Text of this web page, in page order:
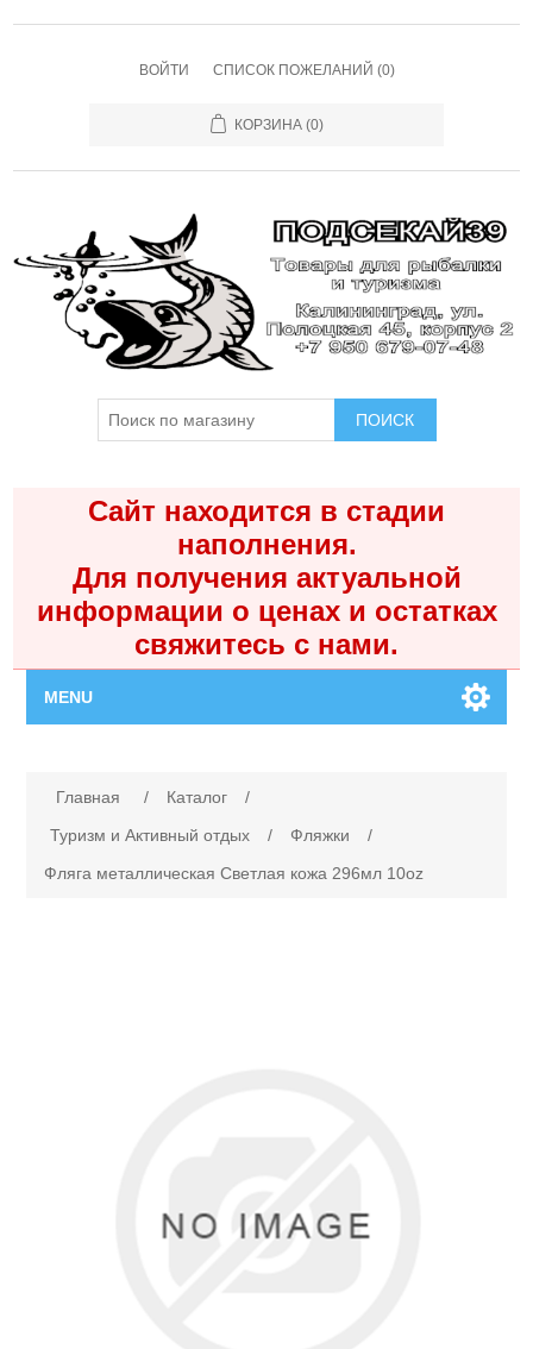
ВОЙТИ СПИСОК ПОЖЕЛАНИЙ (0)
КОРЗИНА (0)
ПОИСК
Сайт находится в стадии
наполнения.
Для получения актуальной
информации о ценах и остатках
свяжитесь с нами.
MENU
Каталог
Главная / Каталог
/
Туризм и Активный отдых
/ Фляжки
/
Фляга металлическая Светлая кожа 296мл 10oz